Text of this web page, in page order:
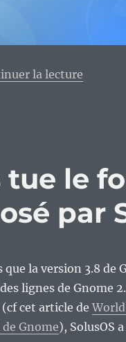
la lecturede «
le
par
que la version 3.8 de
lignes de Gnome
cet article de
Gnome), SolusOS